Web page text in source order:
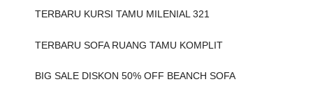
TERBARU KURSI TAMU MILENIAL 321
TERBARU SOFA RUANG TAMU KOMPLIT
BIG SALE DISKON 50% OFF BEANCH SOFA